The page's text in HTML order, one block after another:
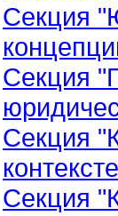
Секция
Секция
Секция
Секция